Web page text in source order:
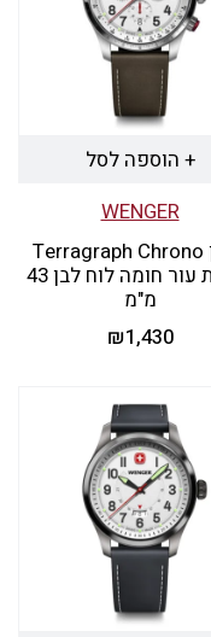
+ הוספה לסל
WENGER
שעון Terragraph Chrono
רצועת עור חומה לוח לבן 43
מ"מ
₪1,430